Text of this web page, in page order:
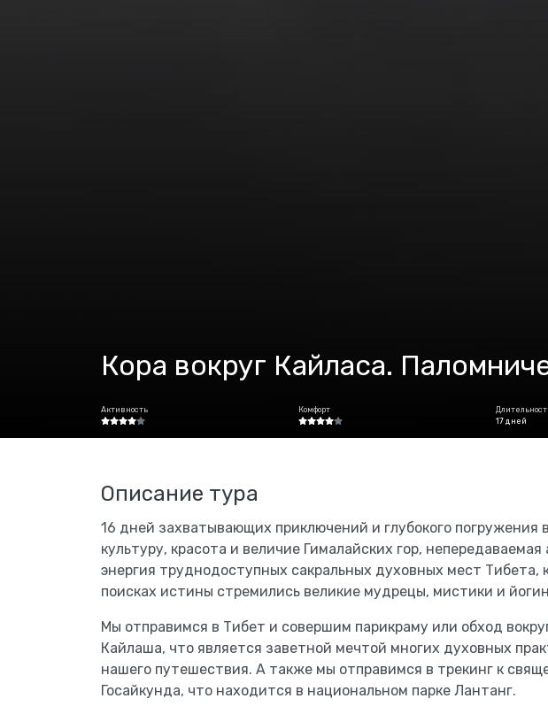
Кора вокруг Кайласа.
Активность Комфорт
17 дней
Описание тура
16 дней захватывающих приключений и глубокого погружения
культуру, красота и величие Гималайских гор,
энергия труднодоступных сакральных духовных мест Тибета,
поисках истины стремились великие мудрецы, мистики и
Мы отправимся в Тибет и совершим парикраму или обход
Кайлаша, что является заветной мечтой многих духовных
нашего путешествия. А также мы отправимся в трекинг к
Госайкунда, что находится в национальном парке Лантанг.